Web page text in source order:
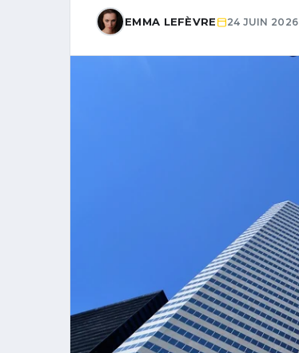
EMMA LEFÈVRE 24 JUIN 2026